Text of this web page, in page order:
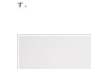
す。